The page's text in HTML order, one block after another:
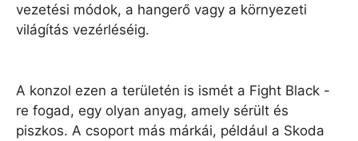
vezetési módok, a hangerő vagy a környezeti
világítás vezérléséig.
A konzol ezen a területén is ismét a Fight Black -
re fogad, egy olyan anyag, amely sérült és
piszkos. A csoport más márkái, például a Skoda